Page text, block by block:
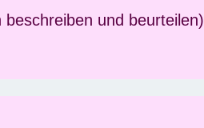
und beurteilen)